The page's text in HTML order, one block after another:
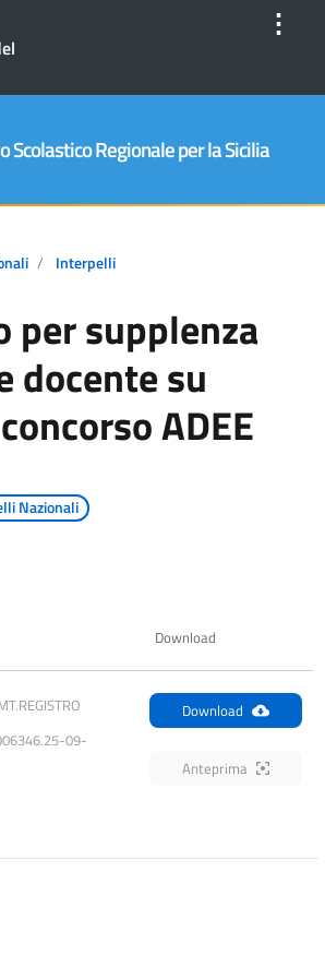
⋮
Scolastico Regionale per la Sicilia
Interpelli
per supplenza
docente su
ADEE
Nazionali
Download
09-
Download
Anteprima